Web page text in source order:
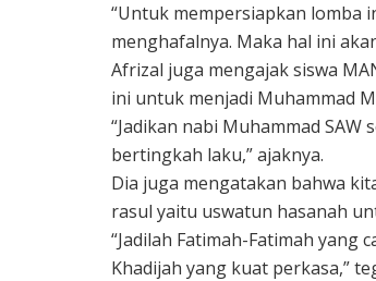
“Untuk mempersiapkan lomba
menghafalnya. Maka hal ini
Afrizal juga mengajak siswa
ini untuk menjadi Muhammad
“Jadikan nabi Muhammad
bertingkah laku,” ajaknya.
Dia juga mengatakan bahwa
rasul yaitu uswatun hasanah
“Jadilah Fatimah-Fatimah yang
Khadijah yang kuat perkasa,”